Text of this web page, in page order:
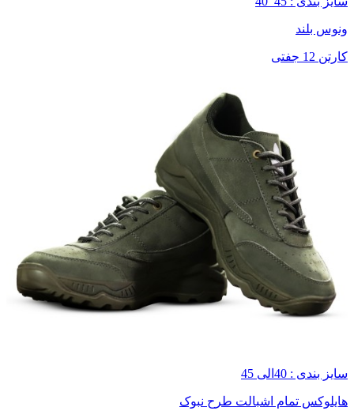
ونوس بلند
کارتن 12 جفتی
سایز بندی : 40الی 45
هایلوکس تمام اشبالت طرح نبوک